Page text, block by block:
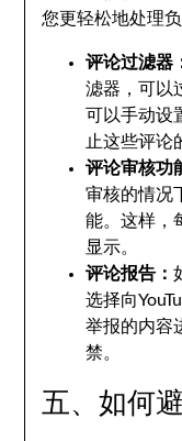
您更轻松地处理负
评论过滤器
滤器，可以
可以手动设
止这些评论
评论审核功
审核的情况
能。这样，
显示。
评论报告：
选择向
举报的内容
禁。
五、如何